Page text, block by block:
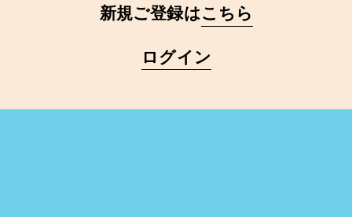
新規ご登録はこちら
ログイン